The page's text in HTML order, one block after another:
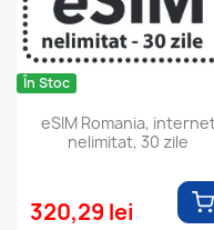
În Stoc
eSIM Romania,
nelimitat, 30 zile
320,29 lei